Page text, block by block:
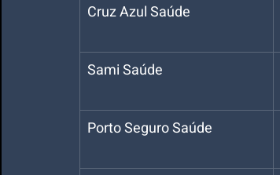
Cruz Azul Saúde
Sami Saúde
Porto Seguro Saúde